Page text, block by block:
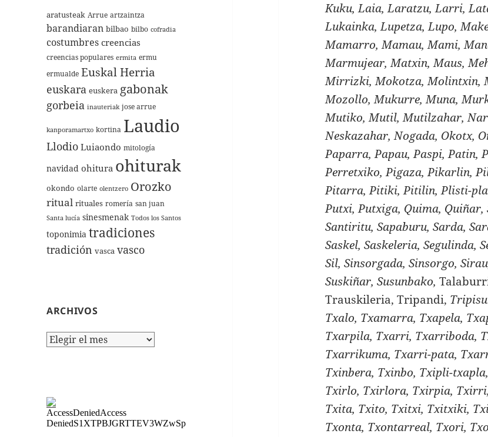
aratusteak Arrue artzaintza
barandiaran bilbao bilbo cofradia
costumbres creencias
creencias populares ermita ermu
ermualde Euskal Herria
euskara euskera gabonak
gorbeia inauteriak jose arrue
kanporamartxo kortina Laudio
Llodio Luiaondo mitología
navidad ohitura ohiturak
okondo olarte olentzero Orozko
ritual rituales romería san juan
Santa lucía sinesmenak Todos los Santos
toponimia tradiciones
tradición vasca vasco
ARCHIVOS
Archivos
Kuku, Laia, Laratzu, Larri,
Lukainka, Lupetza, Lupo,
Mamarro, Mamau, Mami,
Marmujear, Matxin, Maus,
Mirrizki, Mokotza, Molintxin,
Mozollo, Mukurre, Muna,
Mutiko, Mutil, Mutilzahar,
Neskazahar, Nogada, Okotx,
Paparra, Papau, Paspi, Patin,
Perretxiko, Pigaza, Pikarlin,
Pitarra, Pitiki, Pitilin, Plisti-
Putxi, Putxiga, Quima, Quiñar,
Santiritu, Sapaburu, Sarda,
Saskel, Saskeleria, Segulinda,
Sil, Sinsorgada, Sinsorgo,
Suskiñar, Susunbako,
Trauskileria, Tripandi,
Txalo, Txamarra, Txapela,
Txarpila, Txarri, Txarriboda,
Txarrikuma, Txarri-pata,
Txinbera, Txinbo, Txipli-
Txirlo, Txirlora, Txirpia,
Txita, Txito, Txitxi, Txitxiki,
Txonta, Txontarreal, Txori,